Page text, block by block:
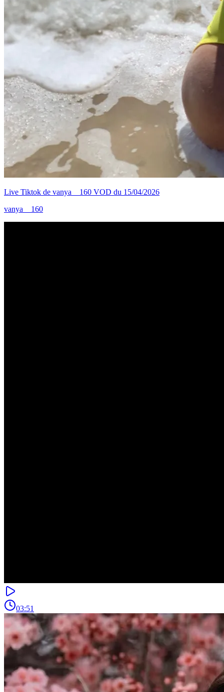
Live Tiktok de vanya__160 VOD du 15/04/2026
vanya__160
03:51